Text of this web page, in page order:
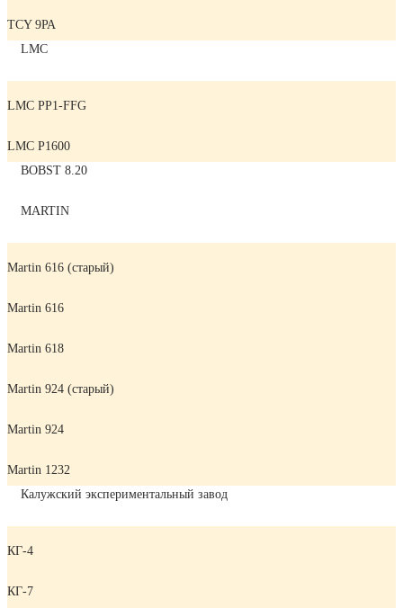
TCY 9РА
LMC
LMC PP1-FFG
LMC P1600
BOBST 8.20
MARTIN
Martin 616 (старый)
Martin 616
Martin 618
Martin 924 (старый)
Martin 924
Martin 1232
Калужский экспериментальный завод
КГ-4
КГ-7